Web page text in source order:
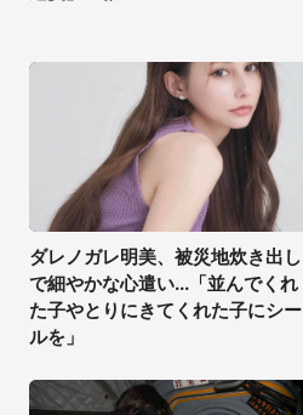
ダレノガレ明美、被災地炊き出し
で細やかな心遣い...「並んでくれ
た子やとりにきてくれた子にシー
ルを」